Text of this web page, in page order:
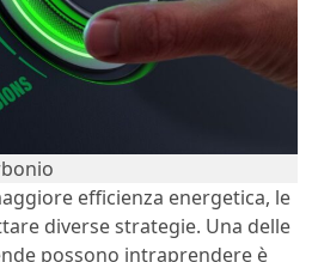
efficienza energetica, le
diverse strategie. Una delle
possono intraprendere è